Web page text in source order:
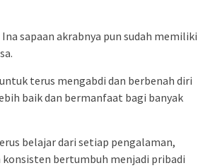
sapaan akrabnya pun sudah memiliki
terus mengabdi dan berbenah diri
baik dan bermanfaat bagi banyak
belajar dari setiap pengalaman,
bertumbuh menjadi pribadi